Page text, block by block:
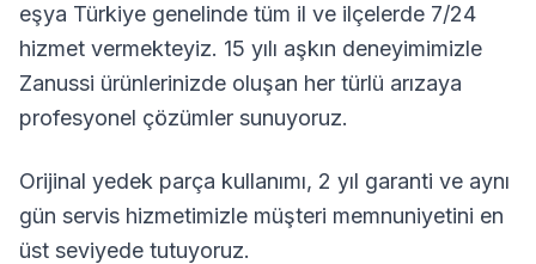
eşya Türkiye genelinde tüm il ve ilçelerde 7/24
hizmet vermekteyiz. 15 yılı aşkın deneyimimizle
Zanussi ürünlerinizde oluşan her türlü arızaya
profesyonel çözümler sunuyoruz.
Orijinal yedek parça kullanımı, 2 yıl garanti ve aynı
gün servis hizmetimizle müşteri memnuniyetini en
üst seviyede tutuyoruz.